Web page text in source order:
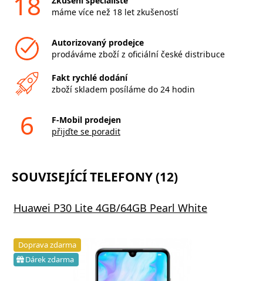
máme více než 18 let zkušeností
Autorizovaný prodejce
prodáváme zboží z oficiální české distribuce
Fakt rychlé dodání
zboží skladem posíláme do 24 hodin
6
F-Mobil prodejen
přijďte se poradit
SOUVISEJÍCÍ TELEFONY (12)
Huawei P30 Lite 4GB/64GB Pearl White
Doprava zdarma
Dárek zdarma